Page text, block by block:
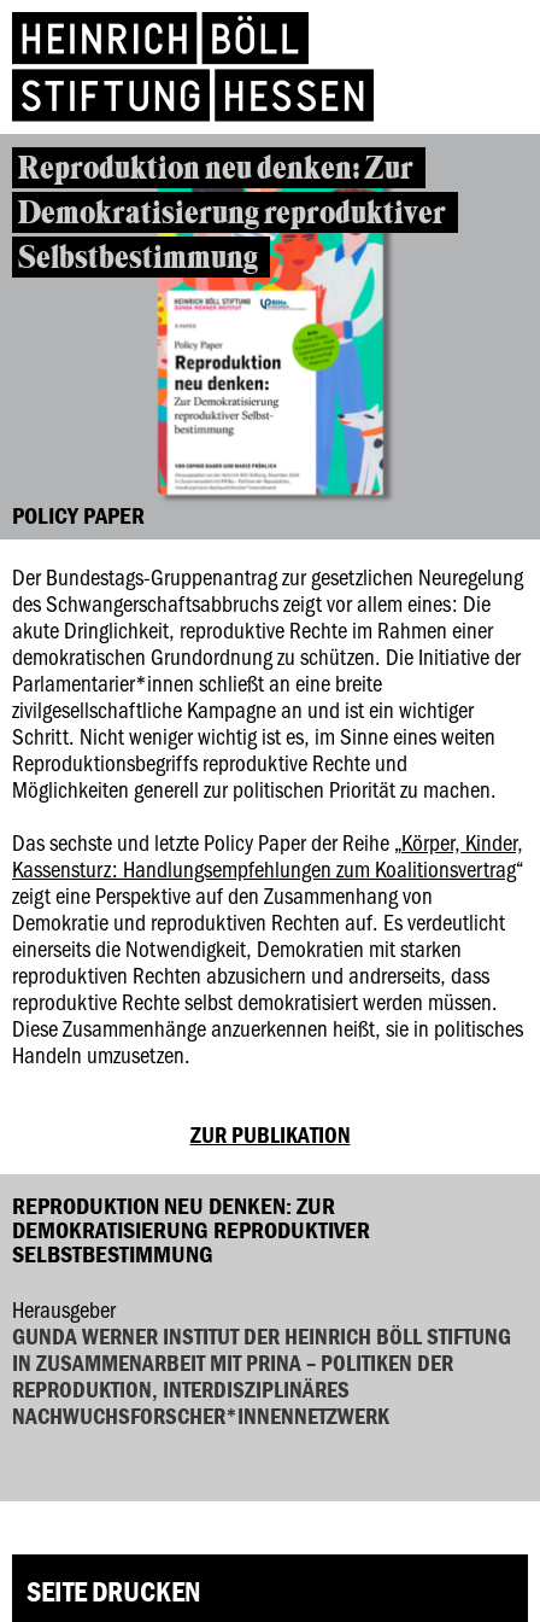
Reproduktion neu denken: Zur
Demokratisierung reproduktiver
Selbstbestimmung
POLICY PAPER
Der Bundestags-Gruppenantrag zur gesetzlichen Neuregelung
des Schwangerschaftsabbruchs zeigt vor allem eines: Die
akute Dringlichkeit, reproduktive Rechte im Rahmen einer
demokratischen Grundordnung zu schützen. Die Initiative der
Parlamentarier*innen schließt an eine breite
zivilgesellschaftliche Kampagne an und ist ein wichtiger
Schritt. Nicht weniger wichtig ist es, im Sinne eines weiten
Reproduktionsbegriffs reproduktive Rechte und
Möglichkeiten generell zur politischen Priorität zu machen.
Das sechste und letzte Policy Paper der Reihe „Körper, Kinder,
Kassensturz: Handlungsempfehlungen zum Koalitionsvertrag“
zeigt eine Perspektive auf den Zusammenhang von
Demokratie und reproduktiven Rechten auf. Es verdeutlicht
einerseits die Notwendigkeit, Demokratien mit starken
reproduktiven Rechten abzusichern und andrerseits, dass
reproduktive Rechte selbst demokratisiert werden müssen.
Diese Zusammenhänge anzuerkennen heißt, sie in politisches
Handeln umzusetzen.
ZUR PUBLIKATION
REPRODUKTION NEU DENKEN: ZUR
DEMOKRATISIERUNG REPRODUKTIVER
SELBSTBESTIMMUNG
Herausgeber
GUNDA WERNER INSTITUT DER HEINRICH BÖLL STIFTUNG
IN ZUSAMMENARBEIT MIT PRINA – POLITIKEN DER
REPRODUKTION, INTERDISZIPLINÄRES
NACHWUCHSFORSCHER*INNENNETZWERK
SEITE DRUCKEN